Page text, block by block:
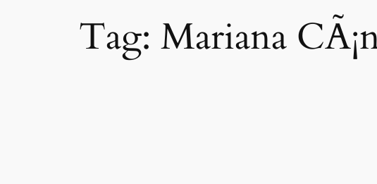
Tag: Mariana